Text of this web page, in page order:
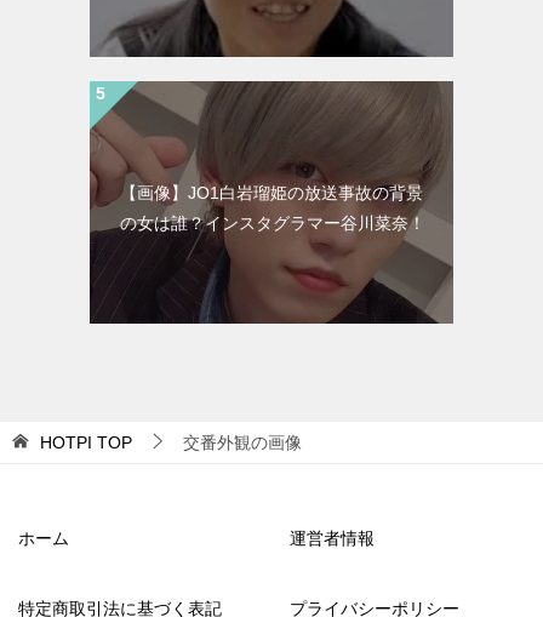
【画像】JO1白岩瑠姫の放送事故の背景
の女は誰？インスタグラマー谷川菜奈！
HOTPI TOP 交番外観の画像
ホーム 運営者情報
特定商取引法に基づく表記 プライバシーポリシー